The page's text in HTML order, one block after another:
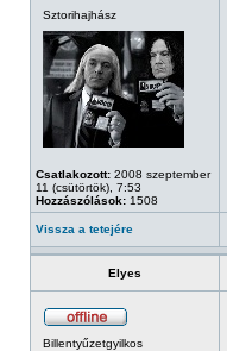
Sztorihajhász
Csatlakozott: 2008 szeptember
11 (csütörtök), 7:53
Hozzászólások: 1508
Vissza a tetejére
Elyes
Billentyűzetgyilkos